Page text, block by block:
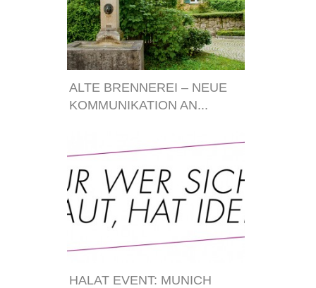
ALTE BRENNEREI – NEUE
KOMMUNIKATION AN...
HALAT EVENT: MUNICH